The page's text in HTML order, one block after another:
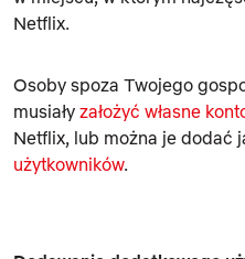
Netflix.
Osoby spoza Twojego
musiały założyć własne
Netflix, lub można je dodać
użytkowników.